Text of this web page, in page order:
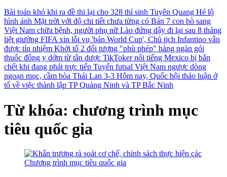
Bài toán khó khi ra đề thi lại cho 328 thí sinh Tuyên Quang Hé lộ
hình ảnh Mặt trời với độ chi tiết chưa từng có Bán 7 con bò sang
Việt Nam chữa bệnh, người phụ nữ Lào đứng dậy đi lại sau 8 tháng
liệt giường FIFA xin lỗi vụ 'bán World Cup', Chủ tịch Infantino vẫn
được tín nhiệm Khởi tố 2 đối tượng "phù phép" hàng ngàn gói
thuốc đông y dởm từ tân dược TikToker nổi tiếng Mexico bị bắn
chết khi đang phát trực tiếp Tuyển futsal Việt Nam ngược dòng
ngoạn mục, cầm hòa Thái Lan 3-3 Hôm nay, Quốc hội thảo luận ở
tổ về việc thành lập TP Quảng Ninh và TP Bắc Ninh
Từ khóa: chương trình mục
tiêu quốc gia